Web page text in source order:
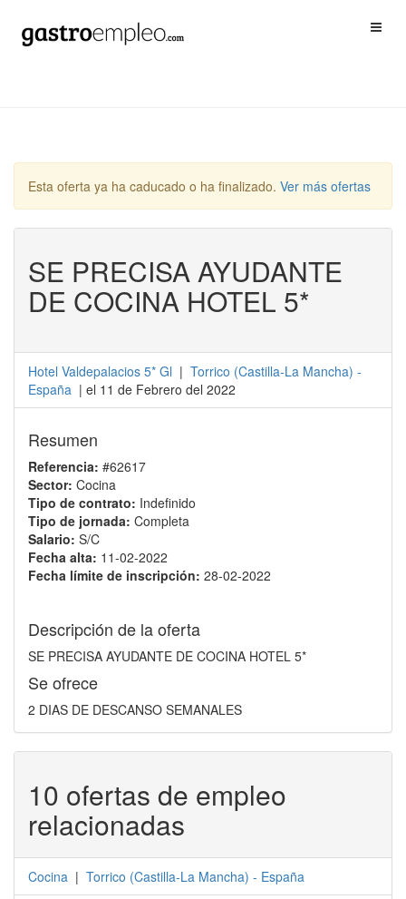
Esta oferta ya ha caducado o ha finalizado. Ver más ofertas
SE PRECISA AYUDANTE
DE COCINA HOTEL 5*
Hotel Valdepalacios 5* Gl | Torrico (Castilla-La Mancha) -
España | el 11 de Febrero del 2022
Resumen
Referencia: #62617
Sector: Cocina
Tipo de contrato: Indefinido
Tipo de jornada: Completa
Salario: S/C
Fecha alta: 11-02-2022
Fecha límite de inscripción: 28-02-2022
Descripción de la oferta
SE PRECISA AYUDANTE DE COCINA HOTEL 5*
Se ofrece
2 DIAS DE DESCANSO SEMANALES
10 ofertas de empleo
relacionadas
Cocina | Torrico (Castilla-La Mancha) - España